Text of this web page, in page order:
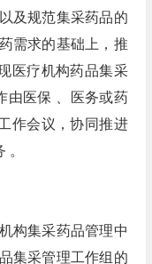
及规范集采药品的
需求的基础上，推
医疗机构药品集采
由医保 、医务或药
作会议，协同推进
。
构集采药品管理中
集采管理工作组的